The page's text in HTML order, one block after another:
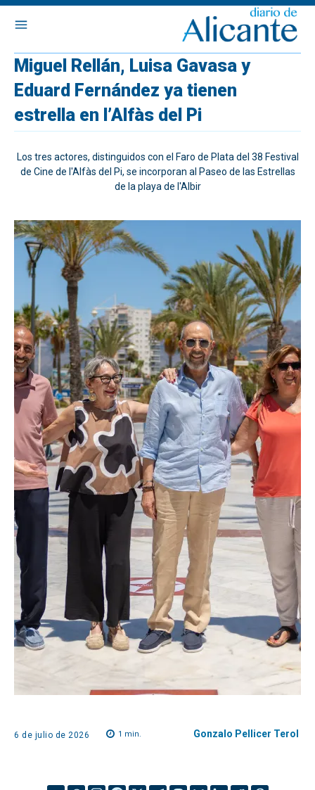
Miguel Rellán, Luisa Gavasa y
Eduard Fernández ya tienen
estrella en l’Alfàs del Pi
Los tres actores, distinguidos con el Faro de Plata del 38 Festival
de Cine de l'Alfàs del Pi, se incorporan al Paseo de las Estrellas
de la playa de l'Albir
6 de julio de 2026 1 min. Gonzalo Pellicer Terol